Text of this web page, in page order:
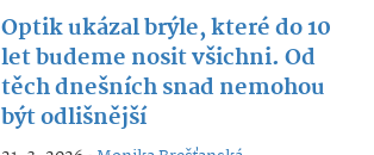
Optik ukázal brýle, které do 10
let budeme nosit všichni. Od
těch dnešních snad nemohou
být odlišnější